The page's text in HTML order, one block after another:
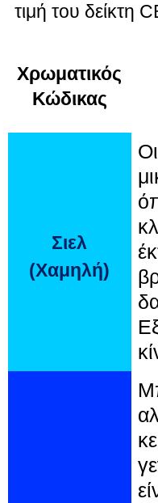
τιμή του δείκτη
Χρωματικός
Κώδικας
Σιελ
(Χαμηλή)